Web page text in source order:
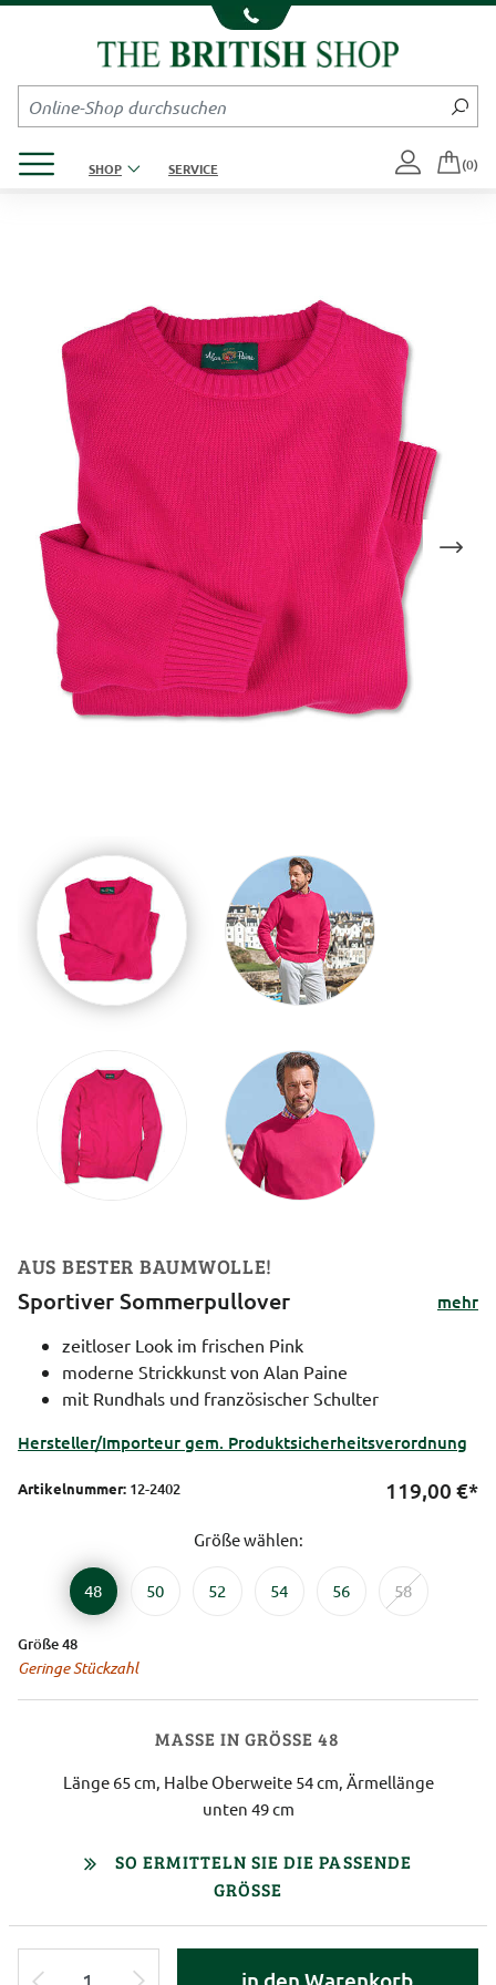
Kompletten Head der Seite überspringen
SHOP SERVICE (0)
AUS BESTER BAUMWOLLE!
Sportiver Sommerpullover
mehr
zeitloser Look im frischen Pink
moderne Strickkunst von Alan Paine
mit Rundhals und französischer Schulter
Hersteller/Importeur gem. Produktsicherheitsverordnung
Artikelnummer: 12-2402 119,00 €*
Größe wählen:
48 50 52 54 56 58
Größe 48
Geringe Stückzahl
MASSE IN GRÖSSE 48
Länge 65 cm, Halbe Oberweite 54 cm, Ärmellänge
unten 49 cm
SO ERMITTELN SIE DIE PASSENDE
GRÖSSE
in den Warenkorb